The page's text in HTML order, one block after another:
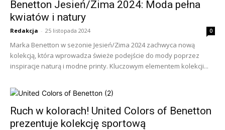
Benetton Jesień/Zima 2024: Moda pełna
kwiatów i natury
Redakcja - 25 listopada 2024 0
Marka Benetton w sezonie Jesień/Zima 2024 zachwyca nową
kolekcją, która wprowadza świeże podejście do mody poprzez
inspiracje naturą i modne printy. Kluczowym elementem kolekcji...
Ruch w kolorach! United Colors of Benetton
prezentuje kolekcję sportową